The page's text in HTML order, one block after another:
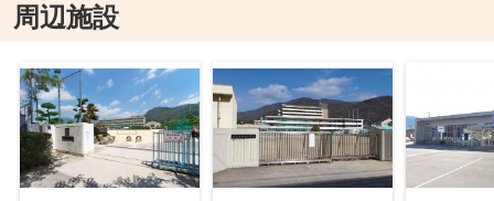
周辺施設